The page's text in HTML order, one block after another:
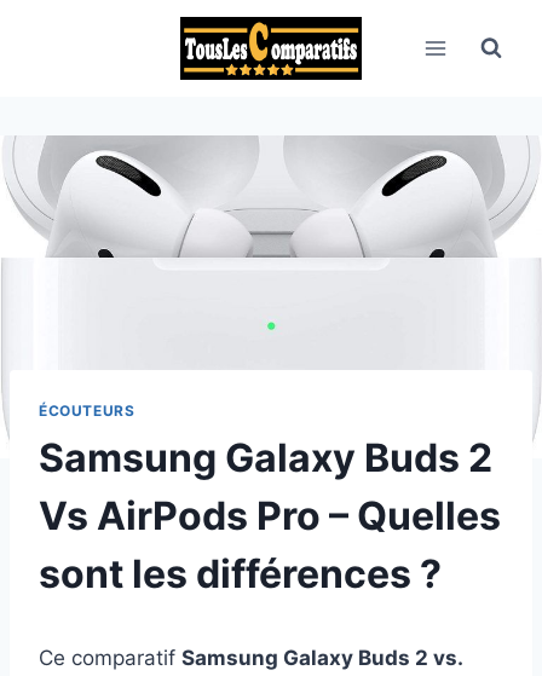
ÉCOUTEURS
Samsung Galaxy Buds 2
Vs AirPods Pro – Quelles
sont les différences ?
Ce comparatif Samsung Galaxy Buds 2 vs.